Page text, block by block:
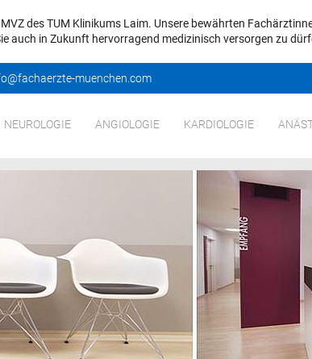
des TUM Klinikums Laim. Unsere bewährten
auch in Zukunft hervorragend medizinisch versorgen zu
fachaerzte-muenchen.com
NEUROLOGIE ANGIOLOGIE KARDIOLOGIE